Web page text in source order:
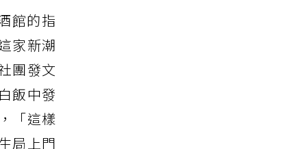
館的指
家新潮
團發文
飯中發
「這樣
局上門